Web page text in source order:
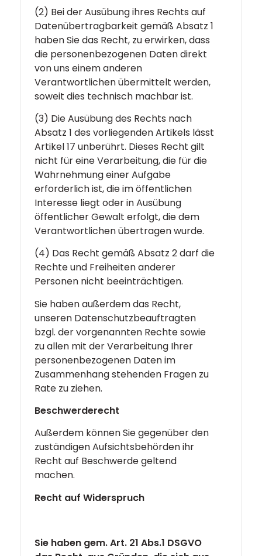
(2) Bei der Ausübung ihres Rechts auf
Datenübertragbarkeit gemäß Absatz 1
haben Sie das Recht, zu erwirken, dass
die personenbezogenen Daten direkt
von uns einem anderen
Verantwortlichen übermittelt werden,
soweit dies technisch machbar ist.
(3) Die Ausübung des Rechts nach
Absatz 1 des vorliegenden Artikels lässt
Artikel 17 unberührt. Dieses Recht gilt
nicht für eine Verarbeitung, die für die
Wahrnehmung einer Aufgabe
erforderlich ist, die im öffentlichen
Interesse liegt oder in Ausübung
öffentlicher Gewalt erfolgt, die dem
Verantwortlichen übertragen wurde.
(4) Das Recht gemäß Absatz 2 darf die
Rechte und Freiheiten anderer
Personen nicht beeinträchtigen.
Sie haben außerdem das Recht,
unseren Datenschutzbeauftragten
bzgl. der vorgenannten Rechte sowie
zu allen mit der Verarbeitung Ihrer
personenbezogenen Daten im
Zusammenhang stehenden Fragen zu
Rate zu ziehen.
Beschwerderecht
Außerdem können Sie gegenüber den
zuständigen Aufsichtsbehörden ihr
Recht auf Beschwerde geltend
machen.
Recht auf Widerspruch
Sie haben gem. Art. 21 Abs.1 DSGVO